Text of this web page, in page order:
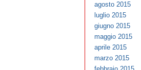
agosto 2015
luglio 2015
giugno 2015
maggio 2015
aprile 2015
marzo 2015